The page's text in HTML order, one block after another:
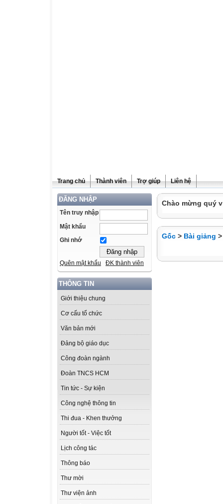
Trang chủ Thành viên Trợ giúp Liên hệ
ĐĂNG NHẬP
Tên truy nhập
Mật khẩu
Ghi nhớ
Quên mật khẩu ĐK thành viên
THÔNG TIN
Giới thiệu chung
Cơ cấu tổ chức
Văn bản mới
Đảng bộ giáo dục
Công đoàn ngành
Đoàn TNCS HCM
Tin tức - Sự kiện
Công nghệ thông tin
Thi đua - Khen thưởng
Người tốt - Việc tốt
Lịch công tác
Thông báo
Thư mời
Thư viện ảnh
Chào mừng quý
Gốc > Bài giảng